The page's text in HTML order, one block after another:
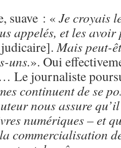
suave : « Je croyais
appelés, et les avoir
Mais peut-
uns.». Oui
Le journaliste
continuent de se
nous assure
numériques – et
commercialisation